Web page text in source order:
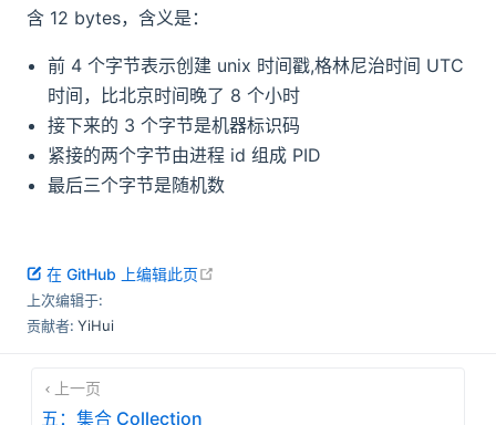
含 12 bytes，含义是：
前 4 个字节表示创建 unix 时间戳,格林尼治时间 UTC
时间，比北京时间晚了 8 个小时
接下来的 3 个字节是机器标识码
紧接的两个字节由进程 id 组成 PID
最后三个字节是随机数
在 GitHub 上编辑此页
上次编辑于:
贡献者: YiHui
上一页
五：集合 Collection